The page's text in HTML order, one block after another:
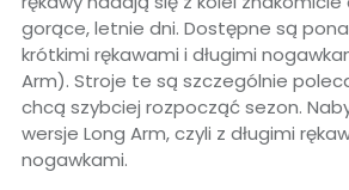
gorące, letnie dni. Dostępne są
krótkimi rękawami i długimi
Arm). Stroje te są szczególnie
chcą szybciej rozpocząć sezon.
wersje Long Arm, czyli z długimi
nogawkami.